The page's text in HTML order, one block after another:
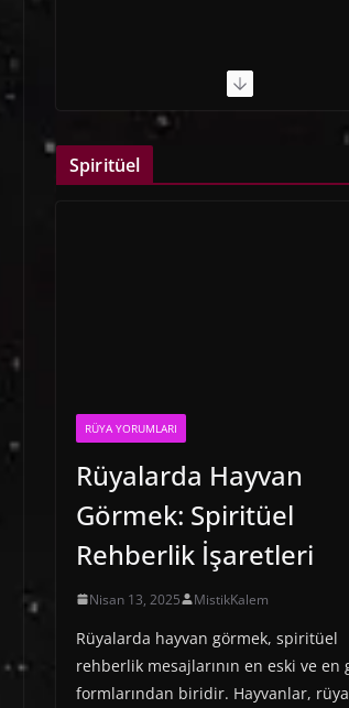
Spiritüel
RÜYA YORUMLARI
Rüyalarda Hayvan
Görmek: Spiritüel
Rehberlik İşaretleri
Nisan 13, 2025 MistikKalem
Rüyalarda hayvan görmek, spiritüel
rehberlik mesajlarının en eski ve en
formlarından biridir. Hayvanlar, rüya